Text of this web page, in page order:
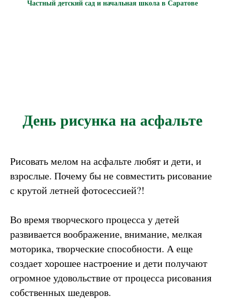
Частный детский сад и начальная школа в Саратове
День рисунка на асфальте
Рисовать мелом на асфальте любят и дети, и
взрослые. Почему бы не совместить рисование
с крутой летней фотосессией?!
Во время творческого процесса у детей
развивается воображение, внимание, мелкая
моторика, творческие способности. А еще
создает хорошее настроение и дети получают
огромное удовольствие от процесса рисования
собственных шедевров.